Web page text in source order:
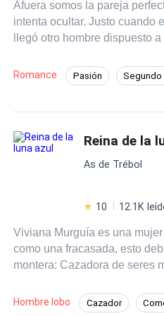
porque las relaciones no son
calculador y hasta cruel, se
es todo lo opuesto, a pesar
a su heredero… hasta que
ahora querrá poseerla por
Afuera somos la pareja
intenta ocultar. Justo cuando
llegó otro hombre dispuesto
Romance Pasión Segundo
Amor Prohibido Embarazo
Reina de la
As de Trébol
10 12.1K
Viviana Murguía es una
como una fracasada, esto
montera: Cazadora de seres
convertirse en Montero
Hombre lobo Cazador